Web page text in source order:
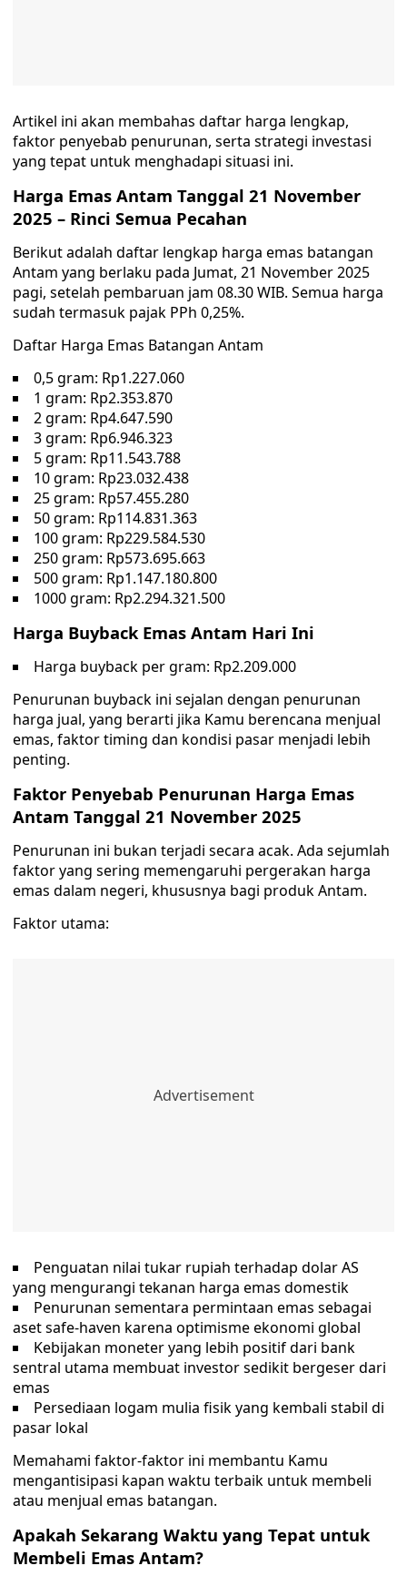
Artikel ini akan membahas daftar harga lengkap,
faktor penyebab penurunan, serta strategi investasi
yang tepat untuk menghadapi situasi ini.
Harga Emas Antam Tanggal 21 November
2025 – Rinci Semua Pecahan
Berikut adalah daftar lengkap harga emas batangan
Antam yang berlaku pada Jumat, 21 November 2025
pagi, setelah pembaruan jam 08.30 WIB. Semua harga
sudah termasuk pajak PPh 0,25%.
Daftar Harga Emas Batangan Antam
0,5 gram: Rp1.227.060
1 gram: Rp2.353.870
2 gram: Rp4.647.590
3 gram: Rp6.946.323
5 gram: Rp11.543.788
10 gram: Rp23.032.438
25 gram: Rp57.455.280
50 gram: Rp114.831.363
100 gram: Rp229.584.530
250 gram: Rp573.695.663
500 gram: Rp1.147.180.800
1000 gram: Rp2.294.321.500
Harga Buyback Emas Antam Hari Ini
Harga buyback per gram: Rp2.209.000
Penurunan buyback ini sejalan dengan penurunan
harga jual, yang berarti jika Kamu berencana menjual
emas, faktor timing dan kondisi pasar menjadi lebih
penting.
Faktor Penyebab Penurunan Harga Emas
Antam Tanggal 21 November 2025
Penurunan ini bukan terjadi secara acak. Ada sejumlah
faktor yang sering memengaruhi pergerakan harga
emas dalam negeri, khususnya bagi produk Antam.
Faktor utama:
Penguatan nilai tukar rupiah terhadap dolar AS
yang mengurangi tekanan harga emas domestik
Penurunan sementara permintaan emas sebagai
aset safe-haven karena optimisme ekonomi global
Kebijakan moneter yang lebih positif dari bank
sentral utama membuat investor sedikit bergeser dari
emas
Persediaan logam mulia fisik yang kembali stabil di
pasar lokal
Memahami faktor-faktor ini membantu Kamu
mengantisipasi kapan waktu terbaik untuk membeli
atau menjual emas batangan.
Apakah Sekarang Waktu yang Tepat untuk
Membeli Emas Antam?